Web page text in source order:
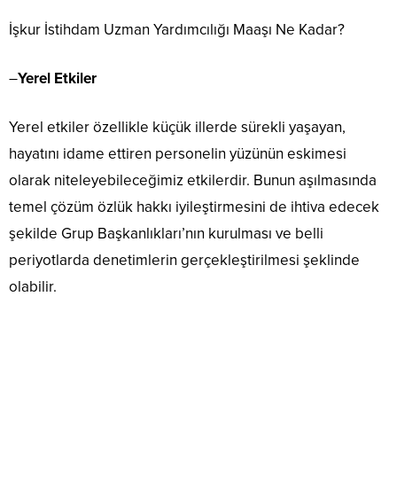
İşkur İstihdam Uzman Yardımcılığı Maaşı Ne Kadar?
–Yerel Etkiler
Yerel etkiler özellikle küçük illerde sürekli yaşayan,
hayatını idame ettiren personelin yüzünün eskimesi
olarak niteleyebileceğimiz etkilerdir. Bunun aşılmasında
temel çözüm özlük hakkı iyileştirmesini de ihtiva edecek
şekilde Grup Başkanlıkları’nın kurulması ve belli
periyotlarda denetimlerin gerçekleştirilmesi şeklinde
olabilir.